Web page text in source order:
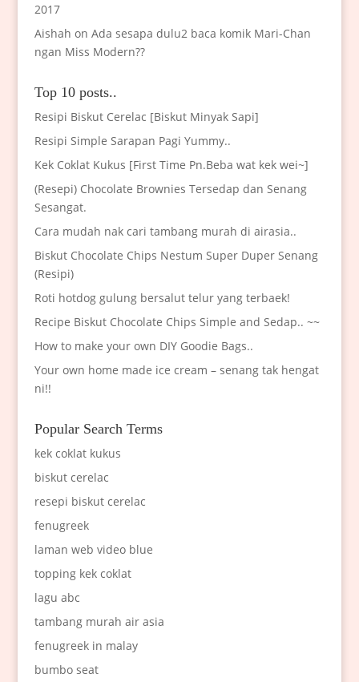
2017
Aishah on Ada sesapa dulu2 baca komik Mari-Chan
ngan Miss Modern??
Top 10 posts..
Resipi Biskut Cerelac [Biskut Minyak Sapi]
Resipi Simple Sarapan Pagi Yummy..
Kek Coklat Kukus [First Time Pn.Beba wat kek wei~]
(Resepi) Chocolate Brownies Tersedap dan Senang
Sesangat.
Cara mudah nak cari tambang murah di airasia..
Biskut Chocolate Chips Nestum Super Duper Senang
(Resipi)
Roti hotdog gulung bersalut telur yang terbaek!
Recipe Biskut Chocolate Chips Simple and Sedap.. ~~
How to make your own DIY Goodie Bags..
Your own home made ice cream – senang tak hengat
ni!!
Popular Search Terms
kek coklat kukus
biskut cerelac
resepi biskut cerelac
fenugreek
laman web video blue
topping kek coklat
lagu abc
tambang murah air asia
fenugreek in malay
bumbo seat